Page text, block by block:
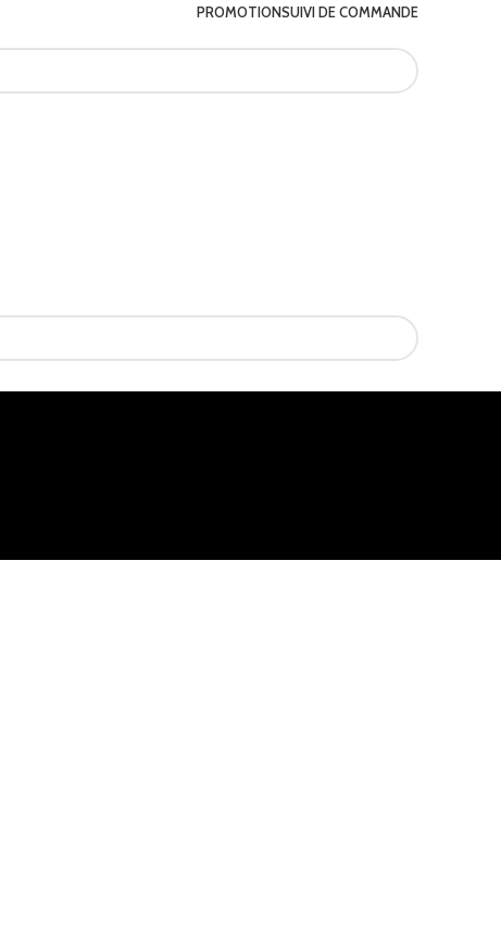
PROMOTIONSUIVI DE COMMANDE